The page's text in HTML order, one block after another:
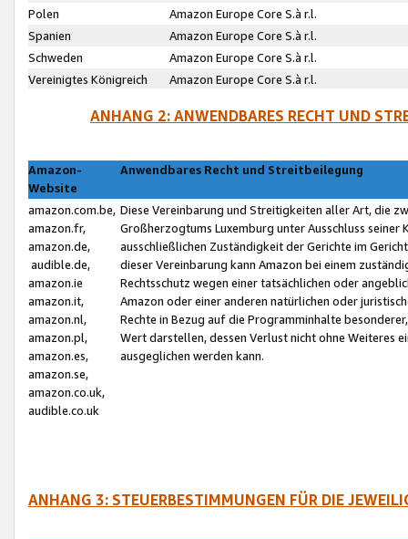
Polen
Amazon Europe Core S.à r.l.
Spanien
Amazon Europe Core S.à r.l.
Schweden
Amazon Europe Core S.à r.l.
Vereinigtes Königreich
Amazon Europe Core S.à r.l.
ANHANG 2: ANWENDBARES RECHT UND
Amazon-
Website
Anwendbares Recht und Streitbeilegung
amazon.com.be,
amazon.fr,
amazon.de,
audible.de,
amazon.ie
amazon.it,
amazon.nl,
amazon.pl,
amazon.es,
amazon.se,
amazon.co.uk,
audible.co.uk
Diese Vereinbarung und Streitigkeiten aller Art, die
Großherzogtums Luxemburg unter Ausschluss
ausschließlichen Zuständigkeit der Gerichte im
dieser Vereinbarung kann Amazon bei einem
Rechtsschutz wegen einer tatsächlichen oder
Amazon oder einer anderen natürlichen oder
Rechte in Bezug auf die Programminhalte
Wert darstellen, dessen Verlust nicht ohne Weiteres
ausgeglichen werden kann.
ANHANG 3: STEUERBESTIMMUNGEN FÜR DIE